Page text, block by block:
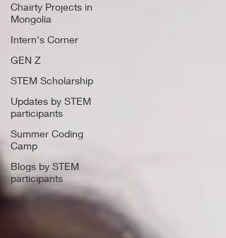
Chairty Projects in
Mongolia
Intern's Corner
GEN Z
STEM Scholarship
Updates by STEM
participants
Summer Coding
Camp
Blogs by STEM
participants